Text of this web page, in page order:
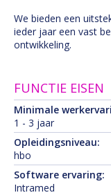
We bieden een
ieder jaar een vast
ontwikkeling.
FUNCTIE EISEN
Minimale
1 - 3 jaar
Opleidingsniveau:
hbo
Software ervaring:
Intramed